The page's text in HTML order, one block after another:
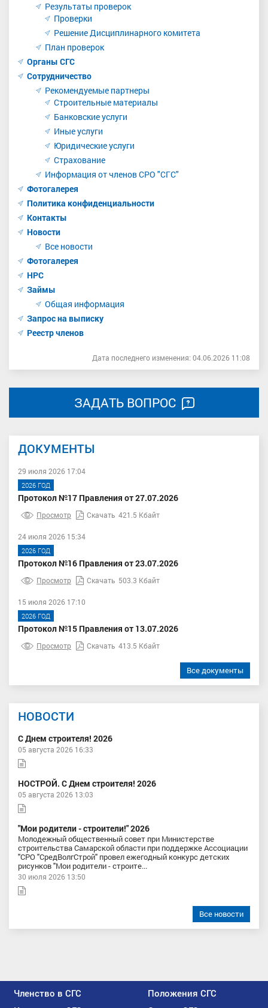
Результаты проверок
Проверки
Решение Дисциплинарного комитета
План проверок
Органы СГС
Сотрудничество
Рекомендуемые партнеры
Строительные материалы
Банковские услуги
Иные услуги
Юридические услуги
Страхование
Информация от членов СРО "СГС"
Фотогалерея
Политика конфиденциальности
Контакты
Новости
Все новости
Фотогалерея
НРС
Займы
Общая информация
Запрос на выписку
Реестр членов
Дата последнего изменения: 04.06.2026 11:08
ЗАДАТЬ ВОПРОС
ДОКУМЕНТЫ
29 июля 2026 17:04
2026 ГОД
Протокол №17 Правления от 27.07.2026
Просмотр Скачать 421.5 Кбайт
24 июля 2026 15:34
2026 ГОД
Протокол №16 Правления от 23.07.2026
Просмотр Скачать 503.3 Кбайт
15 июля 2026 17:10
2026 ГОД
Протокол №15 Правления от 13.07.2026
Просмотр Скачать 413.5 Кбайт
Все документы
НОВОСТИ
С Днем строителя! 2026
05 августа 2026 16:33
НОСТРОЙ. С Днем строителя! 2026
05 августа 2026 13:03
"Мои родители - строители!" 2026
Молодежный общественный совет при Министерстве
строительства Самарской области при поддержке Ассоциации
"СРО "СредВолгСтрой" провел ежегодный конкурс детских
рисунков "Мои родители - строите...
30 июля 2026 13:50
Все новости
Членство в СГС
Положения СГС